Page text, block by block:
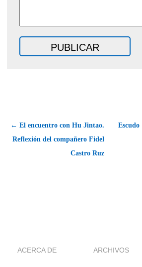
← El encuentro con Hu Jintao.
Reflexión del compañero Fidel
Castro Ruz
ACERCA DE ARCHIVOS